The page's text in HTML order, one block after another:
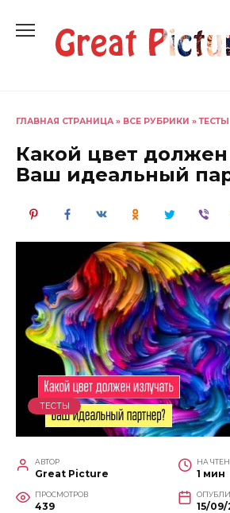
содержанию
ГЛАВНАЯ СТРАНИЦА » ВСЕ РУБРИКИ »ТЕСТЫ
Какой цвет должен
Ваш идеальный
ТЕСТЫ
АВТОР
Great Picture
НА
1 мин
ПРОСМОТРОВ
439 15/09/